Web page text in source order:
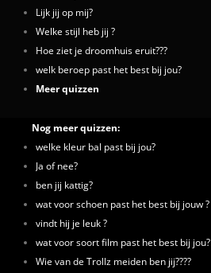
Lijk jij op mij?
Welke stijl heb jij ?
Hoe ziet je droomhuis eruit???
welk beroep past het best bij jou?
Meer quizzen
Nog meer quizzen:
welke kleur bal past bij jou?
Ja of nee?
ben jij kattig?
wat voor schoen past het best bij jouw ?
vindt hij je leuk ?
wat voor soort film past het best bij jou?
Wie van de Trollz meiden ben jij????